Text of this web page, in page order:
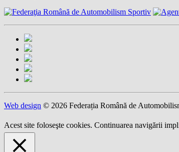
Web design © 2026 Federația Română de
Acest site foloseşte cookies. Continuarea navigării